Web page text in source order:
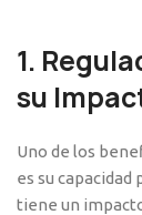
1.
su
Uno de los
es su
tiene un